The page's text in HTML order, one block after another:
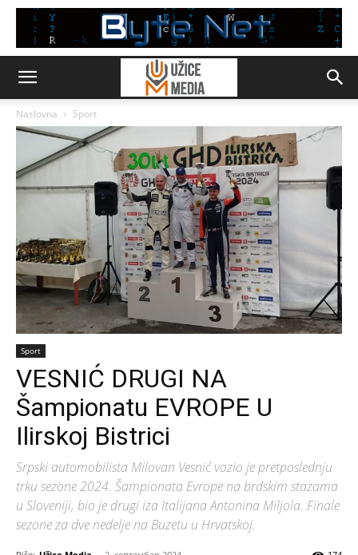
Naslovna Sport
Sport
VESNIĆ DRUGI NA
Šampionatu EVROPE U
Ilirskoj Bistrici
Srpski automobilista Milovan Vesnić vozio je pretposlednju
trku sezone 2024. Šampionata Evrope na brdskim stazama
u Sloveniji, bio je drugi iza Italijana Antonina Miljola. Finale
sezone za dve nedelje na Buzetu u Hrvatskoj.